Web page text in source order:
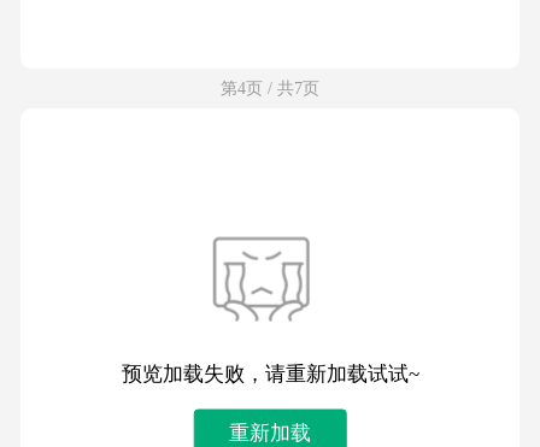
第4页 / 共7页
预览加载失败，请重新加载试试~
重新加载